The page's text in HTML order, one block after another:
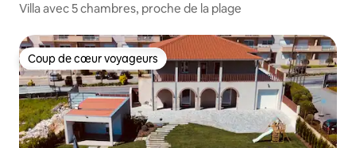
Villa avec 5 chambres, proche de la plage
Coup de cœur voyageurs
Coup de cœur voyageurs